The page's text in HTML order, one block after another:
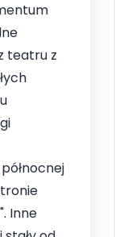
teatru z
Inne